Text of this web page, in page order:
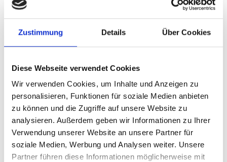
Zustimmung Details Über Cookies
Diese Webseite verwendet Cookies
Wir verwenden Cookies, um Inhalte und Anzeigen zu
personalisieren, Funktionen für soziale Medien anbieten
zu können und die Zugriffe auf unsere Website zu
analysieren. Außerdem geben wir Informationen zu Ihrer
Verwendung unserer Website an unsere Partner für
soziale Medien, Werbung und Analysen weiter. Unsere
Partner führen diese Informationen möglicherweise mit